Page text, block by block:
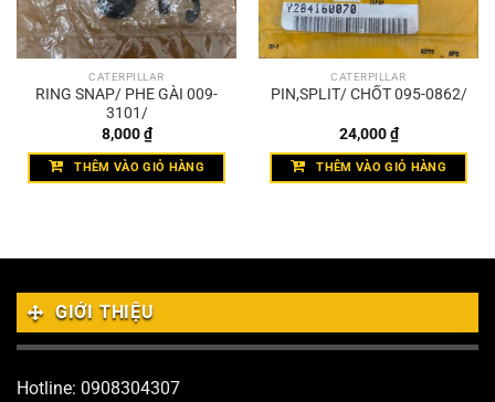
CATERPILLAR
RING SNAP/ PHE GÀI 009-
3101/
8,000₫
THÊM VÀO GIỎ HÀNG
CATERPILLAR
PIN,SPLIT/ CHỐT 095-0862/
24,000₫
THÊM VÀO GIỎ HÀNG
GIỚI THIỆU
Hotline: 0908304307